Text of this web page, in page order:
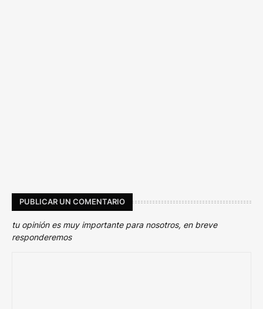
PUBLICAR UN COMENTARIO
tu opinión es muy importante para nosotros, en breve
responderemos